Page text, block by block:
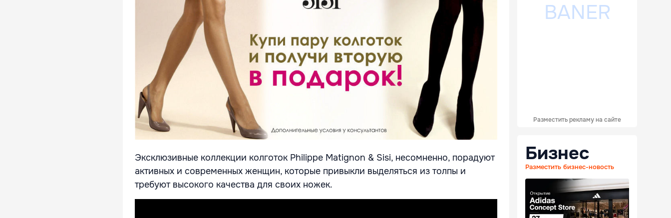
Эксклюзивные коллекции колготок Philippe Matignon & Sisi, несомненно, порадуют
активных и современных женщин, которые привыкли выделяться из толпы и
требуют высокого качества для своих ножек.
Разместить рекламу на сайте
Бизнес
Разместить бизнес-новость